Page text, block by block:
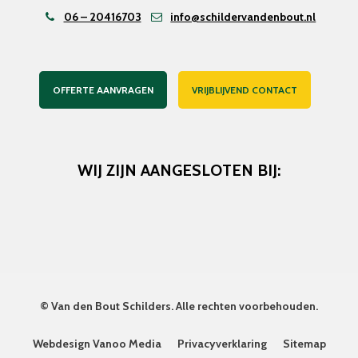
06 – 20416703
info@schildervandenbout.nl
OFFERTE AANVRAGEN VRIJBLIJVEND CONTACT
WIJ ZIJN AANGESLOTEN BIJ:
© Van den Bout Schilders. Alle rechten voorbehouden.
Webdesign Vanoo Media Privacyverklaring Sitemap